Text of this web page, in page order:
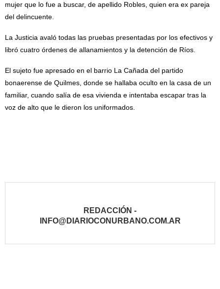
mujer que lo fue a buscar, de apellido Robles, quien era ex pareja
del delincuente.
La Justicia avaló todas las pruebas presentadas por los efectivos y
libró cuatro órdenes de allanamientos y la detención de Ríos.
El sujeto fue apresado en el barrio La Cañada del partido
bonaerense de Quilmes, donde se hallaba oculto en la casa de un
familiar, cuando salía de esa vivienda e intentaba escapar tras la
voz de alto que le dieron los uniformados.
REDACCIÓN -
INFO@DIARIOCONURBANO.COM.AR